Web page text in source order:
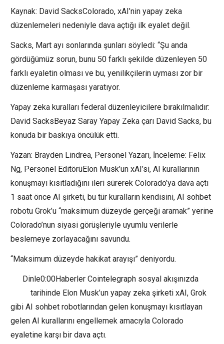
Kaynak: David SacksColorado, xAI’nin yapay zeka
düzenlemeleri nedeniyle dava açtığı ilk eyalet değil.
Sacks, Mart ayı sonlarında şunları söyledi: “Şu anda
gördüğümüz sorun, bunu 50 farklı şekilde düzenleyen 50
farklı eyaletin olması ve bu, yenilikçilerin uyması zor bir
düzenleme karmaşası yaratıyor.
Yapay zeka kuralları federal düzenleyicilere bırakılmalıdır:
David SacksBeyaz Saray Yapay Zeka çarı David Sacks, bu
konuda bir baskıya öncülük etti.
Yazan: Brayden Lindrea, Personel Yazarı, İnceleme: Felix
Ng, Personel EditörüElon Musk’un xAI’si, AI kurallarının
konuşmayı kısıtladığını ileri sürerek Colorado’ya dava açtı
1 saat önce AI şirketi, bu tür kuralların kendisini, AI sohbet
robotu Grok’u “maksimum düzeyde gerçeği aramak” yerine
Colorado’nun siyasi görüşleriyle uyumlu verilerle
beslemeye zorlayacağını savundu.
“Maksimum düzeyde hakikat arayışı” deniyordu.
Dinle0:00Haberler Cointelegraph sosyal akışınızda
tarihinde Elon Musk’un yapay zeka şirketi xAI, Grok
gibi AI sohbet robotlarından gelen konuşmayı kısıtlayan
gelen AI kurallarını engellemek amacıyla Colorado
eyaletine karşı bir dava açtı.